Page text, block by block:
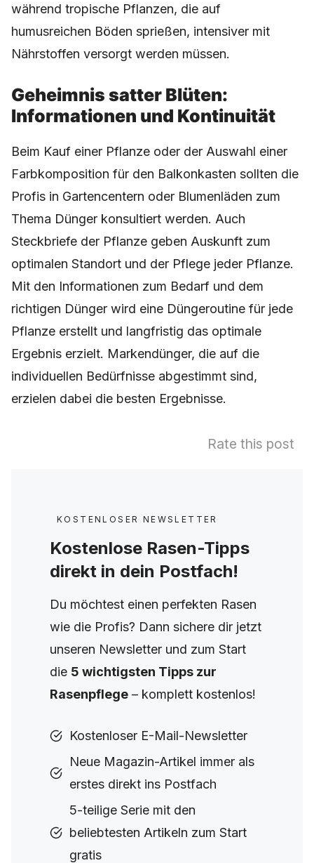
während tropische Pflanzen, die auf
humusreichen Böden sprießen, intensiver mit
Nährstoffen versorgt werden müssen.
Geheimnis satter Blüten:
Informationen und Kontinuität
Beim Kauf einer Pflanze oder der Auswahl einer
Farbkomposition für den Balkonkasten sollten die
Profis in Gartencentern oder Blumenläden zum
Thema Dünger konsultiert werden. Auch
Steckbriefe der Pflanze geben Auskunft zum
optimalen Standort und der Pflege jeder Pflanze.
Mit den Informationen zum Bedarf und dem
richtigen Dünger wird eine Düngeroutine für jede
Pflanze erstellt und langfristig das optimale
Ergebnis erzielt. Markendünger, die auf die
individuellen Bedürfnisse abgestimmt sind,
erzielen dabei die besten Ergebnisse.
Rate this post
KOSTENLOSER NEWSLETTER
Kostenlose Rasen-Tipps
direkt in dein Postfach!
Du möchtest einen perfekten Rasen
wie die Profis? Dann sichere dir jetzt
unseren Newsletter und zum Start
die 5 wichtigsten Tipps zur
Rasenpflege – komplett kostenlos!
Kostenloser E-Mail-Newsletter
Neue Magazin-Artikel immer als
erstes direkt ins Postfach
5-teilige Serie mit den
beliebtesten Artikeln zum Start
gratis